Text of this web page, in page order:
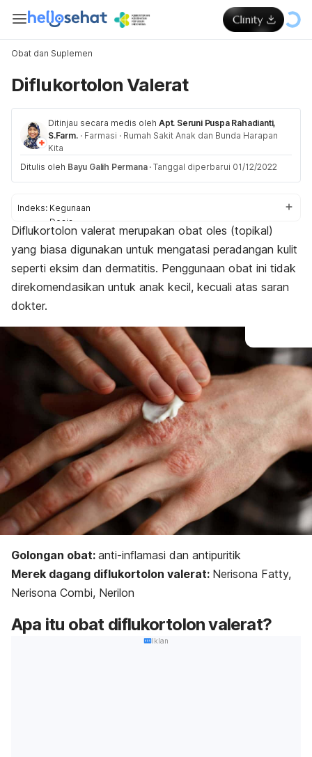
Obat dan Suplemen
Diflukortolon Valerat
Ditinjau secara medis oleh Apt. Seruni Puspa Rahadianti,
S.Farm. · Farmasi · Rumah Sakit Anak dan Bunda Harapan
Kita
Ditulis oleh Bayu Galih Permana · Tanggal diperbarui 01/12/2022
Indeks: Kegunaan
Dosis
Aturan pakai
Efek samping
Peringatan dan perhatian
Efek pada ibu hamil dan menyusui
Interaksi obat
Diflukortolon valerat merupakan obat oles (topikal)
yang biasa digunakan untuk mengatasi peradangan kulit
seperti eksim dan dermatitis. Penggunaan obat ini tidak
direkomendasikan untuk anak kecil, kecuali atas saran
dokter.
Golongan obat: anti-inflamasi dan antipuritik
Merek dagang diflukortolon valerat: Nerisona Fatty,
Nerisona Combi, Nerilon
Apa itu obat diflukortolon valerat?
Iklan